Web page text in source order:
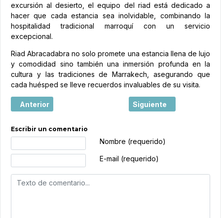
excursión al desierto, el equipo del riad está dedicado a
hacer que cada estancia sea inolvidable, combinando la
hospitalidad tradicional marroquí con un servicio
excepcional.
Riad Abracadabra no solo promete una estancia llena de lujo
y comodidad sino también una inmersión profunda en la
cultura y las tradiciones de Marrakech, asegurando que
cada huésped se lleve recuerdos invaluables de su visita.
Artículo anterior: ¡ Sugerencias para perderse en
Anterior Artículo siguiente: El
Siguiente
Escribir un comentario
Nombre (requerido)
E-mail (requerido)